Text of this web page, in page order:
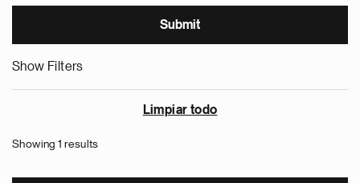
Show Filters
Limpiar todo
Showing 1 results